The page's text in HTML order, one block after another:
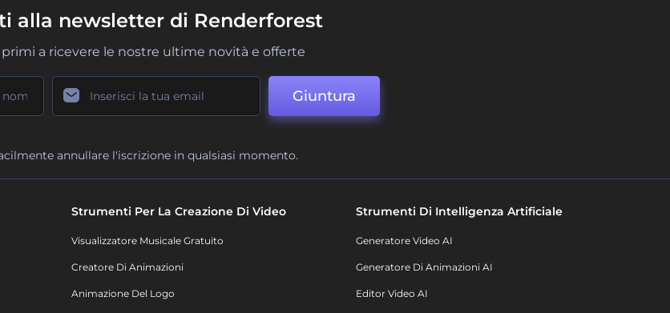
alla newsletter di Renderforest
primi a ricevere le nostre ultime novità e offerte
Giuntura
annullare l'iscrizione in qualsiasi momento.
Strumenti Per La Creazione Di Video
Visualizzatore Musicale Gratuito
Creatore Di Animazioni
Animazione Del Logo
Strumenti Di Intelligenza Artificiale
Generatore Video AI
Generatore Di Animazioni AI
Editor Video AI